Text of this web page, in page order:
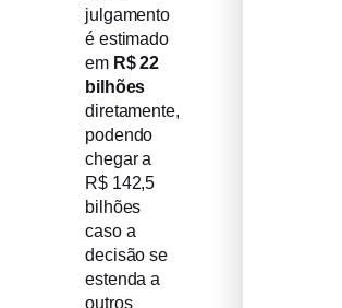
julgamento
é estimado
em R$ 22
bilhões
diretamente,
podendo
chegar a
R$ 142,5
bilhões
caso a
decisão se
estenda a
outros